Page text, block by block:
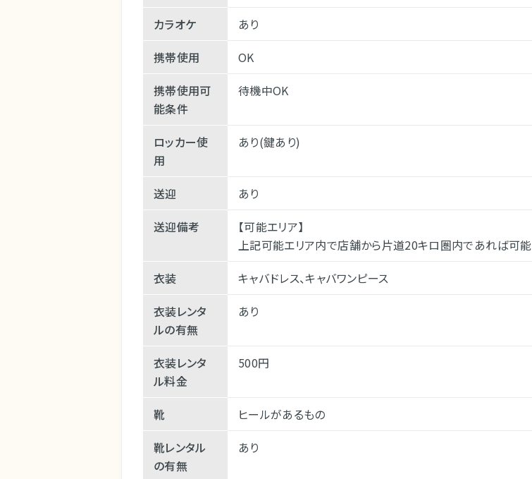
カラオケ
あり
携帯使用
OK
携帯使用可
能条件
待機中OK
ロッカー使
用
あり(鍵あり)
送迎
あり
送迎備考
【可能エリア】
上記可能エリア内で店舗から片道20キロ圏内であれば可能
衣装
キャバドレス、キャバワンピース
衣装レンタ
ルの有無
あり
衣装レンタ
ル料金
500円
靴
ヒールがあるもの
靴レンタル
の有無
あり